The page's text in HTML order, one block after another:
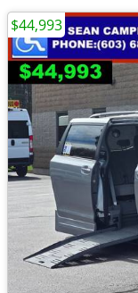
$44,993